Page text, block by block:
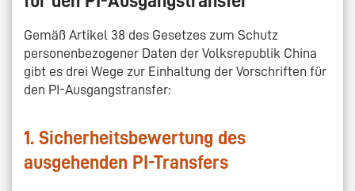
Gemäß Artikel 38 des Gesetzes zum Schutz
personenbezogener Daten der Volksrepublik China
gibt es drei Wege zur Einhaltung der Vorschriften für
den PI-Ausgangstransfer:
1. Sicherheitsbewertung des
ausgehenden PI-Transfers